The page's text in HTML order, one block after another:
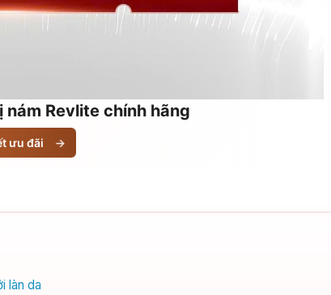
nám Revlite chính hãng
ưu đãi →
làn da